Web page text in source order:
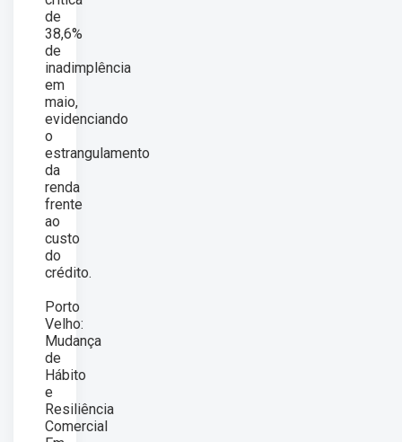
de
38,6%
de
inadimplência
em
maio,
evidenciando
o
estrangulamento
da
renda
frente
ao
custo
do
crédito.
Porto
Velho:
Mudança
de
Hábito
e
Resiliência
Comercial